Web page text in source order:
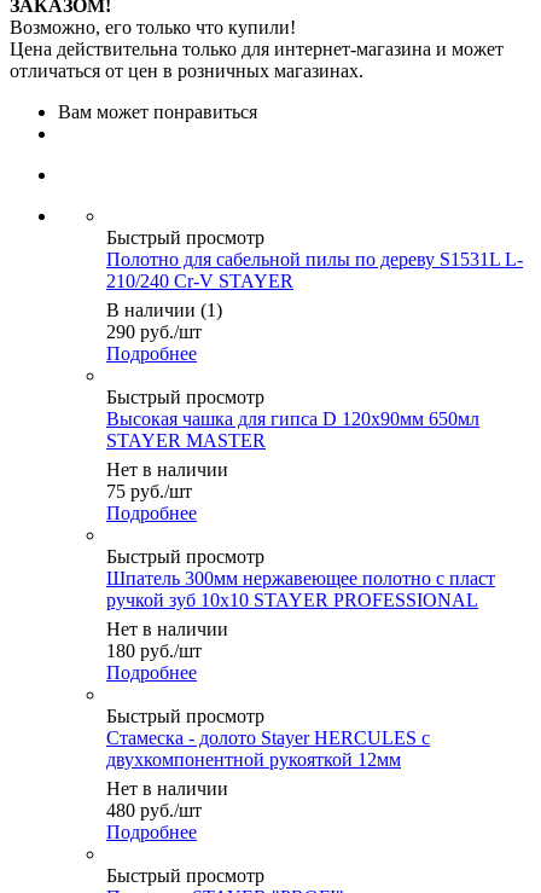
ЗАКАЗОМ!
Возможно, его только что купили!
Цена действительна только для интернет-магазина и может
отличаться от цен в розничных магазинах.
Вам может понравиться
Быстрый просмотр
Полотно для сабельной пилы по дереву S1531L L-
210/240 Cr-V STAYER
В наличии (1)
290 руб./шт
Подробнее
Быстрый просмотр
Высокая чашка для гипса D 120х90мм 650мл
STAYER MASTER
Нет в наличии
75 руб./шт
Подробнее
Быстрый просмотр
Шпатель 300мм нержавеющее полотно с пласт
ручкой зуб 10х10 STAYER PROFESSIONAL
Нет в наличии
180 руб./шт
Подробнее
Быстрый просмотр
Стамеска - долото Stayer HERCULES с
двухкомпонентной рукояткой 12мм
Нет в наличии
480 руб./шт
Подробнее
Быстрый просмотр